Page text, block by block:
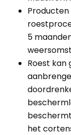
5
Roest kan
het